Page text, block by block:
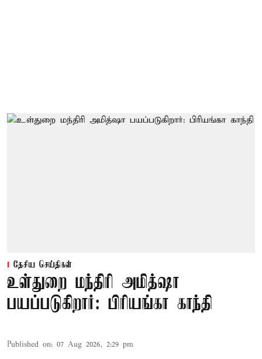
தேசிய செய்திகள்
உள்துறை மந்திரி அமித்ஷா
பயப்படுகிறார்: பிரியங்கா காந்தி
Published on: 07 Aug 2026, 2:29 pm